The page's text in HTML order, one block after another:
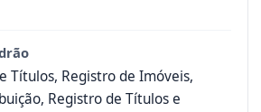
Títulos, Registro de Imóveis,
Registro de Títulos e